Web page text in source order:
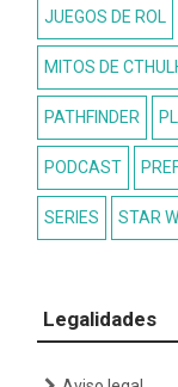
JUEGOS DE ROL
MITOS DE
PATHFINDER
PODCAST
SERIES STAR
Legalidades